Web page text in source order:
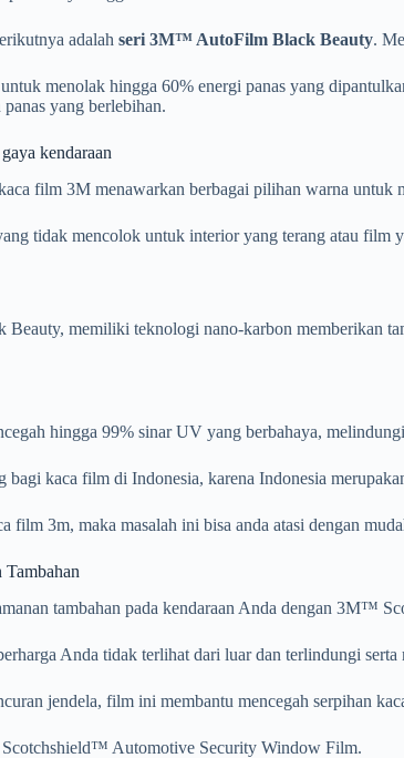
adalah seri 3M™ AutoFilm Black Beauty.
menolak hingga 60% energi panas yang
yang berlebihan.
kendaraan
film 3M menawarkan berbagai pilihan warna untuk
tidak mencolok untuk interior yang terang atau film
memiliki teknologi nano-karbon memberikan
hingga 99% sinar UV yang berbahaya,
kaca film di Indonesia, karena Indonesia
film 3m, maka masalah ini bisa anda atasi dengan
tambahan pada kendaraan Anda dengan 3M™
Anda tidak terlihat dari luar dan terlindungi
jendela, film ini membantu mencegah serpihan
Automotive Security Window Film.